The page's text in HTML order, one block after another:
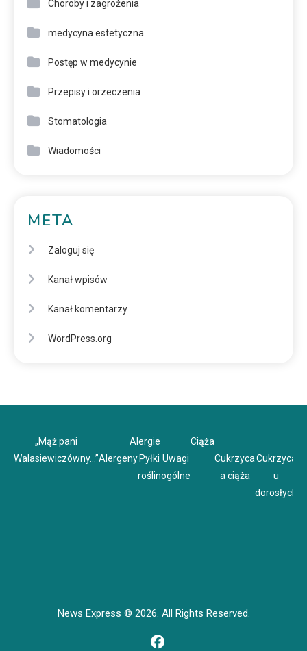
Choroby i zagrożenia
medycyna estetyczna
Postęp w medycynie
Przepisy i orzeczenia
Stomatologia
Wiadomości
META
Zaloguj się
Kanał wpisów
Kanał komentarzy
WordPress.org
„Mąż pani
Walasiewiczówny…”
Alergie
Alergeny Pyłki
roślin
Uwagi
ogólne
Ciąża
Cukrzyca
a ciąża
Cukrzyca
u
dorosłych
News Express © 2026. All Rights Reserved.